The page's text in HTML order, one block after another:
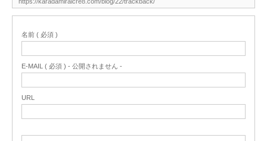
名前 ( 必須 )
E-MAIL ( 必須 ) - 公開されません -
URL